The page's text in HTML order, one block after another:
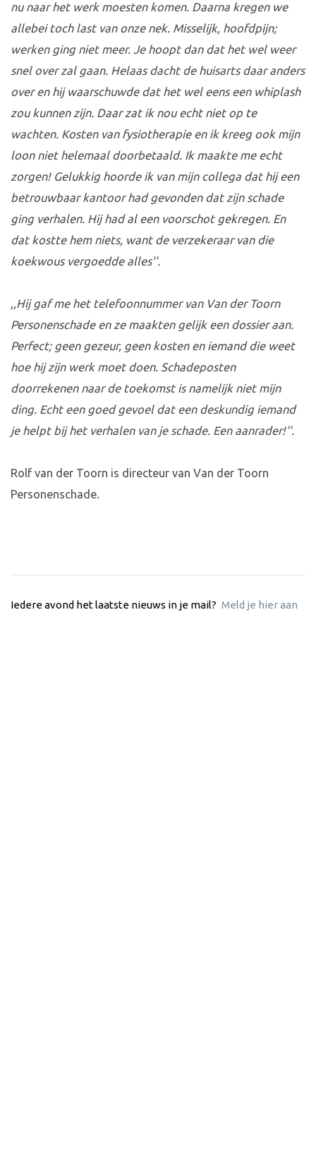
nu naar het werk moesten komen. Daarna kregen we
allebei toch last van onze nek. Misselijk, hoofdpijn;
werken ging niet meer. Je hoopt dan dat het wel weer
snel over zal gaan. Helaas dacht de huisarts daar anders
over en hij waarschuwde dat het wel eens een whiplash
zou kunnen zijn. Daar zat ik nou echt niet op te
wachten. Kosten van fysiotherapie en ik kreeg ook mijn
loon niet helemaal doorbetaald. Ik maakte me echt
zorgen! Gelukkig hoorde ik van mijn collega dat hij een
betrouwbaar kantoor had gevonden dat zijn schade
ging verhalen. Hij had al een voorschot gekregen. En
dat kostte hem niets, want de verzekeraar van die
koekwous vergoedde alles''.
,,Hij gaf me het telefoonnummer van Van der Toorn
Personenschade en ze maakten gelijk een dossier aan.
Perfect; geen gezeur, geen kosten en iemand die weet
hoe hij zijn werk moet doen. Schadeposten
doorrekenen naar de toekomst is namelijk niet mijn
ding. Echt een goed gevoel dat een deskundig iemand
je helpt bij het verhalen van je schade. Een aanrader!''.
Rolf van der Toorn is directeur van Van der Toorn
Personenschade.
Iedere avond het laatste nieuws in je mail? Meld je hier aan